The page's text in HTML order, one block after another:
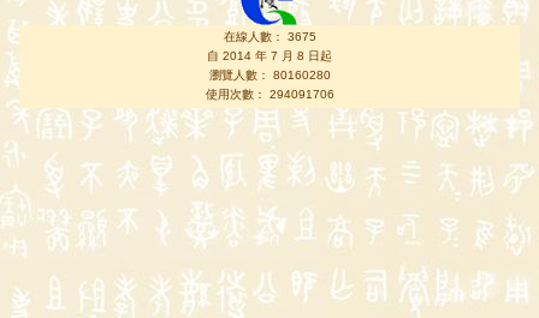
在線人數： 3675
自 2014 年 7 月 8 日起
瀏覽人數： 80160280
使用次數： 294091706